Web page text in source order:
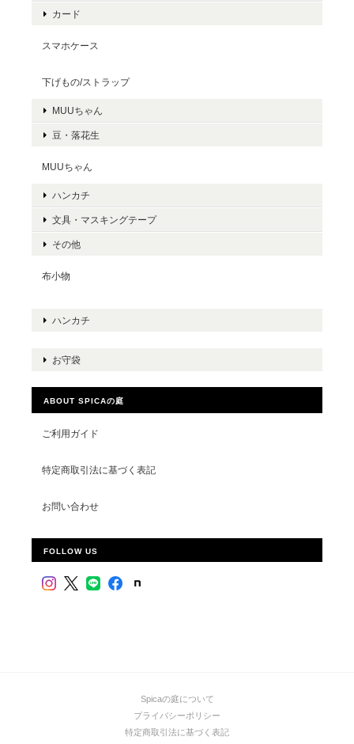
カード
スマホケース
下げもの/ストラップ
MUUちゃん
豆・落花生
MUUちゃん
ハンカチ
文具・マスキングテープ
その他
布小物
ハンカチ
お守袋
ABOUT SPICAの庭
ご利用ガイド
特定商取引法に基づく表記
お問い合わせ
FOLLOW US
Spicaの庭について
プライバシーポリシー
特定商取引法に基づく表記